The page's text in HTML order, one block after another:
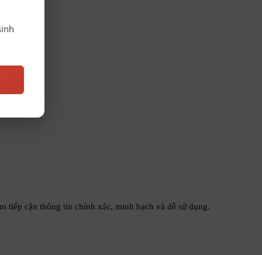
tiếp cận thông tin chính xác, minh bạch và dễ sử dụng.